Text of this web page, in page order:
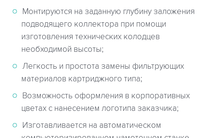
Монтируются на заданную глубину заложения
подводящего коллектора при помощи
изготовления технических колодцев
необходимой высоты;
Легкость и простота замены фильтрующих
материалов картриджного типа;
Возможность оформления в корпоративных
цветах с нанесением логотипа заказчика;
Изготавливается на автоматическом